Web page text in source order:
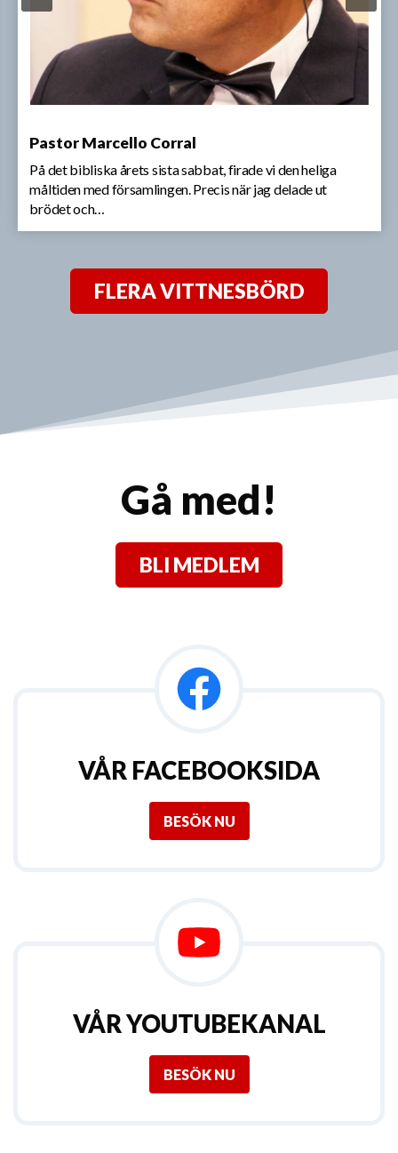
Pastor Marcello Corral
På det bibliska årets sista sabbat, firade vi den heliga
måltiden med församlingen. Precis när jag delade ut
brödet och…
FLERA VITTNESBÖRD
Gå med!
BLI MEDLEM
VÅR FACEBOOKSIDA
BESÖK NU
VÅR YOUTUBEKANAL
BESÖK NU